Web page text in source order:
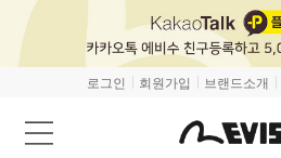
로그인 회원가입 브랜드소개